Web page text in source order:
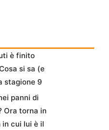
è finito
si sa (e
stagione 9
panni di
Ora torna in
in cui lui è il